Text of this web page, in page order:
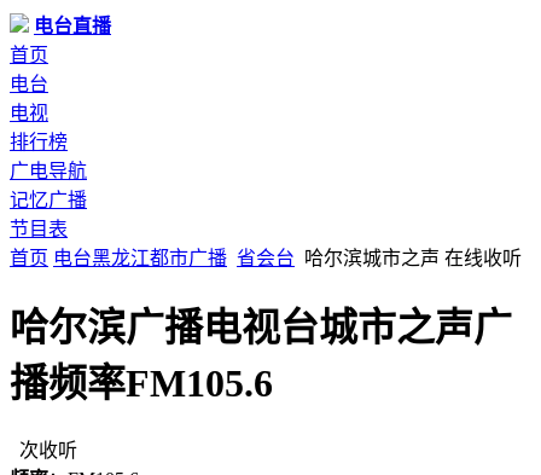
电台直播
首页
电台
电视
排行榜
广电导航
记忆广播
节目表
首页 电台黑龙江都市广播 省会台 哈尔滨城市之声 在线收听
哈尔滨广播电视台城市之声广
播频率FM105.6
次收听